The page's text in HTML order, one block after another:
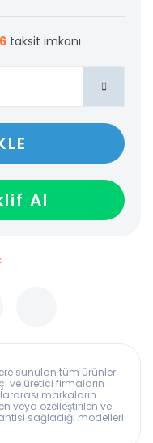
taksit imkanı
Al
sunulan tüm ürünler
ve üretici firmaların
markaların
veya özelleştirilen ve
sağladığı modelleri